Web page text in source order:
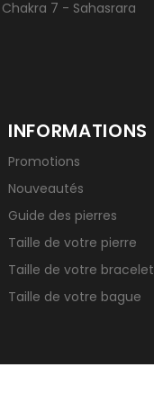
Chakra 7 - Sahasrara
INFORMATIONS
Promotions
Nouveautés
Guide des pierres
Taille de votre pierre
Taille de votre bracelet
Taille de votre bague